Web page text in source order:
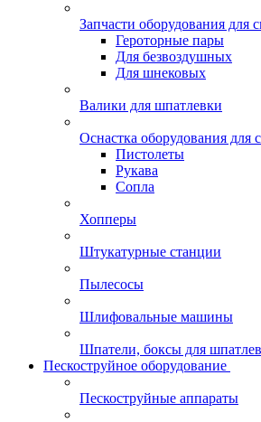
Запчасти оборудования для
Героторные пары
Для безвоздушных
Для шнековых
Валики для шпатлевки
Оснастка оборудования для
Пистолеты
Рукава
Сопла
Хопперы
Штукатурные станции
Пылесосы
Шлифовальные машины
Шпатели, боксы для
Пескоструйное оборудование
Пескоструйные аппараты